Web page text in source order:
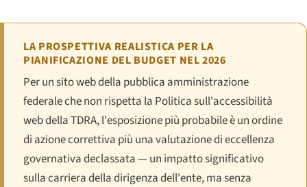
LA PROSPETTIVA REALISTICA PER LA
PIANIFICAZIONE DEL BUDGET NEL 2026
Per un sito web della pubblica amministrazione
federale che non rispetta la Politica sull'accessibilità
web della TDRA, l'esposizione più probabile è un ordine
di azione correttiva più una valutazione di eccellenza
governativa declassata — un impatto significativo
sulla carriera della dirigenza dell'ente, ma senza